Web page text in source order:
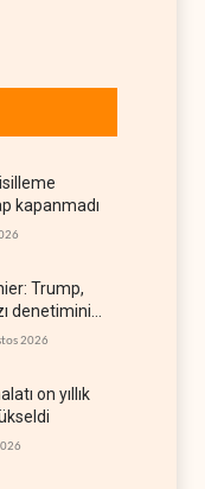
kapanmadı
Trump,
denetimini
Umman'a
2026
on yıllık